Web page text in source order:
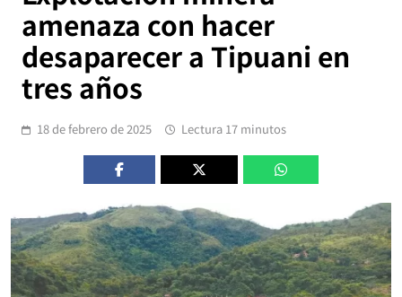
amenaza con hacer
desaparecer a Tipuani en
tres años
18 de febrero de 2025 Lectura 17 minutos